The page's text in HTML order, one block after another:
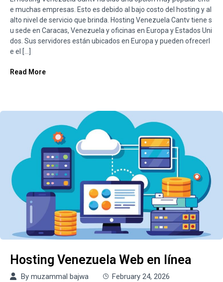
e muchas empresas. Esto es debido al bajo costo del hosting y al
alto nivel de servicio que brinda. Hosting Venezuela Cantv tiene s
u sede en Caracas, Venezuela y oficinas en Europa y Estados Uni
dos. Sus servidores están ubicados en Europa y pueden ofrecerl
e el […]
Read More
Hosting Venezuela Web en línea
By muzammal bajwa February 24, 2026